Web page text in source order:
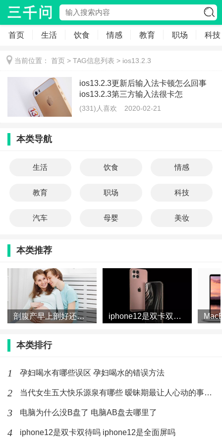
首页 生活 饮食 情感 教育 职场 科技
当前位置： 首页 > TAG信息列表 > ios13.2.3
ios13.2.3更新后输入法卡顿怎么回事
ios13.2.3第三方输入法很卡怎
(331)人喜欢 2020-02-21
本类导航
生活 饮食 情感
教育 职场 科技
汽车 母婴 美妆
本类推荐
剖腹产早上剖好还是下午剖好 剖腹产一天中什么时间最好 iphone12是双卡双待吗 iphone12是全面屏吗
本类排行
1 孕妇喝水有哪些误区 孕妇喝水的错误方法
2 当代女生五大快乐源泉有哪些 暧昧期最让人心动的事有哪些
3 电脑为什么没B盘了 电脑AB盘去哪里了
4 iphone12是双卡双待吗 iphone12是全面屏吗